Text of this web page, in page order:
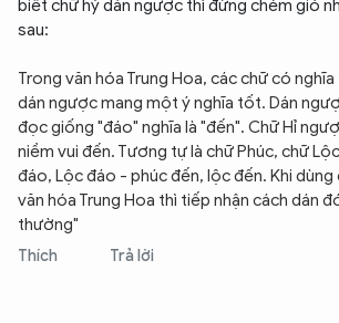
biết chữ hỷ dán ngược thì đừng chém gió
sau:
Trong văn hóa Trung Hoa, các chữ có
dán ngược mang một ý nghĩa tốt. Dán
đọc giống "đáo" nghĩa là "đến". Chữ Hỉ
niềm vui đến. Tương tự là chữ Phúc, chữ
đáo, Lộc đáo - phúc đến, lộc đến. Khi dùng
văn hóa Trung Hoa thì tiếp nhận cách dán
thường"
Thích Trả lời